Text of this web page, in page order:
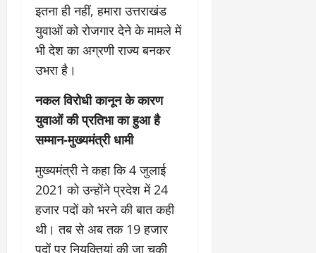
इतना ही नहीं, हमारा उत्तराखंड
युवाओं को रोजगार देने के मामले में
भी देश का अग्रणी राज्य बनकर
उभरा है।
नकल विरोधी कानून के कारण
युवाओं की प्रतिभा का हुआ है
सम्मान-मुख्यमंत्री धामी
मुख्यमंत्री ने कहा कि 4 जुलाई
2021 को उन्होंने प्रदेश में 24
हजार पदों को भरने की बात कही
थी। तब से अब तक 19 हजार
पदों पर नियुक्तियां की जा चुकी